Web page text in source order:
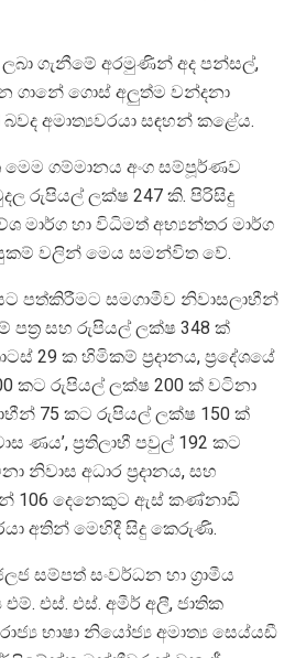
ගැනීමේ අරමුණින් අද පන්සල්,
ගානේ ගොස් අලුත්ම වන්දනා
අමාත්‍යවරයා සඳහන් කළේය.
ගම්මානය අංග සම්පූර්ණව
රුපියල් ලක්ෂ 247 කි. පිරිසිදු
මාර්ග හා විධිමත් අභ්‍යන්තර මාර්ග
වලින් මෙය සමන්විත වේ.
පත්කිරීමට සමගාමීව නිවාසලාභීන්
පත්‍ර සහ රුපියල් ලක්ෂ 348 ක්
29 ක හිමිකම් ප්‍රදානය, ප්‍රදේශයේ
කට රුපියල් ලක්ෂ 200 ක් වටිනා
75 කට රුපියල් ලක්ෂ 150 ක්
ණය’, ප්‍රතිලාභී පවුල් 192 කට
නිවාස අධාර ප්‍රදානය, සහ
106 දෙනෙකුට ඇස් කණ්නාඩි
අතින් මෙහිදී සිදු කෙරුණි.
සම්පත් සංවර්ධන හා ග්‍රාමීය
එස්. එස්. අමීර් අලී, ජාතික
රාජ්‍ය භාෂා නියෝජ්‍ය අමාත්‍ය සෙය්යඩී